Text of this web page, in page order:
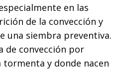
en las
de la convección y
una siembra preventiva.
de convección por
tormenta y donde nacen